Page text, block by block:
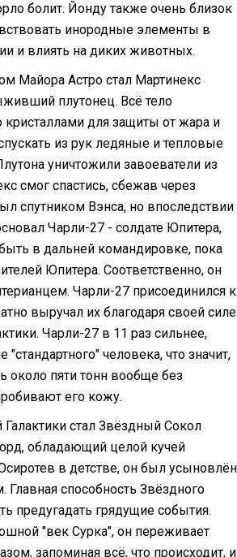
болит. Йонду также очень близок
инородные элементы в
и влиять на диких животных.
Майора Астро стал Мартинекс
плутонец. Всё тело
кристаллами для защиты от жара и
из рук ледяные и тепловые
уничтожили завоеватели из
смог спастись, сбежав через
спутником Вэнса, но впоследствии
Чарли-27 - солдате Юпитера,
в дальней командировке, пока
Юпитера. Соответственно, он
Чарли-27 присоединился к
выручал их благодаря своей силе
Чарли-27 в 11 раз сильнее,
человека, что значит,
около пяти тонн вообще без
его кожу.
стал Звёздный Сокол
обладающий целой кучей
в детстве, он был усыновлён
Главная способность Звёздного
предугадать грядущие события.
"век Сурка", он переживает
запоминая всё, что происходит, и